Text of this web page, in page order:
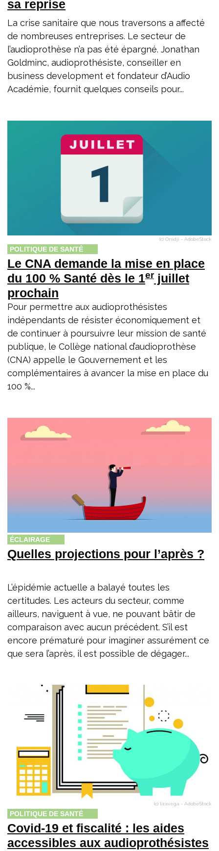
sa reprise
La crise sanitaire que nous traversons a affecté
de nombreuses entreprises. Le secteur de
l’audioprothèse n’a pas été épargné. Jonathan
Goldminc, audioprothésiste, conseiller en
business development et fondateur d’Audio
Académie, fournit quelques conseils pour...
(c) Onidji - AdobeStock
POLITIQUE DE SANTÉ
Le CNA demande la mise en place
du 100 % Santé dès le 1erjuillet
prochain
Pour permettre aux audioprothésistes
indépendants de résister économiquement et
de continuer à poursuivre leur mission de santé
publique, le Collège national d’audioprothèse
(CNA) appelle le Gouvernement et les
complémentaires à avancer la mise en place du
100 %...
ÉCLAIRAGE
Quelles projections pour l’après ?
L’épidémie actuelle a balayé toutes les
certitudes. Les acteurs du secteur, comme
ailleurs, naviguent à vue, ne pouvant bâtir de
comparaison avec aucun précédent. S’il est
encore prématuré pour imaginer assurément ce
que sera l’après, il est possible de dégager...
(c) liravega - AdobeStock
POLITIQUE DE SANTÉ
Covid-19 et fiscalité : les aides
accessibles aux audioprothésistes